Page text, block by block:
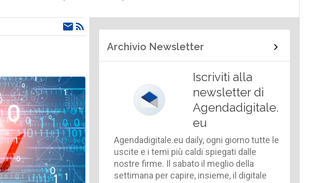
Archivio Newsletter
Iscriviti alla
newsletter di
Agendadigitale.
eu
Agendadigitale.eu daily, ogni giorno tutte le
uscite e i temi più caldi spiegati dalle
nostre firme. Il sabato il meglio della
settimana per capire, insieme, il digitale